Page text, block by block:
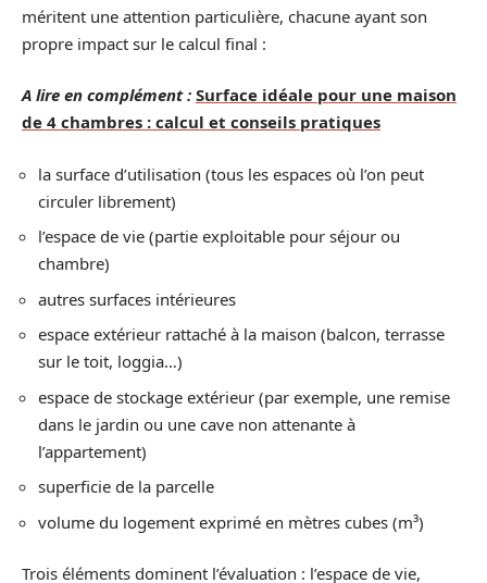
méritent une attention particulière, chacune ayant son
propre impact sur le calcul final :
A lire en complément : Surface idéale pour une maison
de 4 chambres : calcul et conseils pratiques
la surface d’utilisation (tous les espaces où l’on peut
circuler librement)
l’espace de vie (partie exploitable pour séjour ou
chambre)
autres surfaces intérieures
espace extérieur rattaché à la maison (balcon, terrasse
sur le toit, loggia…)
espace de stockage extérieur (par exemple, une remise
dans le jardin ou une cave non attenante à
l’appartement)
superficie de la parcelle
volume du logement exprimé en mètres cubes (m³)
Trois éléments dominent l’évaluation : l’espace de vie,